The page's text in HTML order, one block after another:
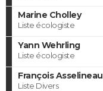
Marine Cholley
Liste écologiste
Yann Wehrling
Liste écologiste
François Asselineau
Liste Divers